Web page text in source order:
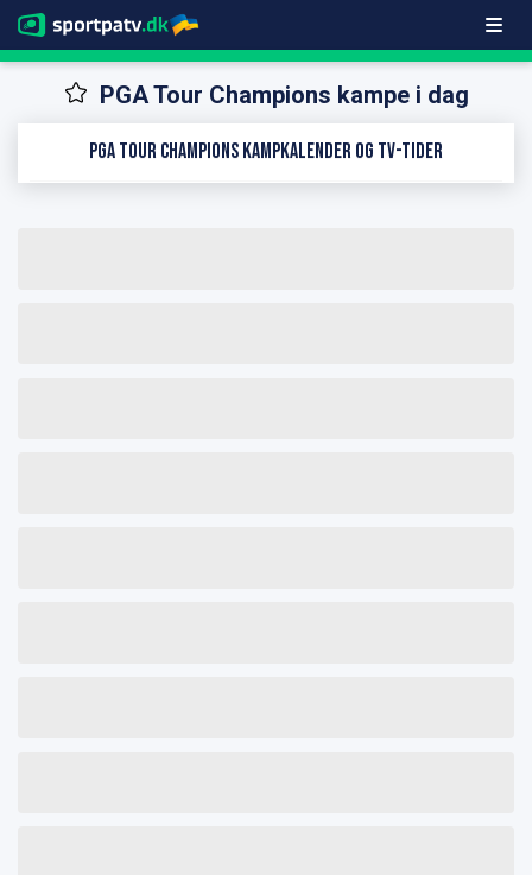
PGA Tour Champions kampe i dag
PGA Tour Champions kampkalender og TV-tider